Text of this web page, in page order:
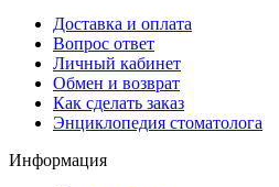
Доставка и оплата
Вопрос ответ
Личный кабинет
Обмен и возврат
Как сделать заказ
Энциклопедия стоматолога
Информация